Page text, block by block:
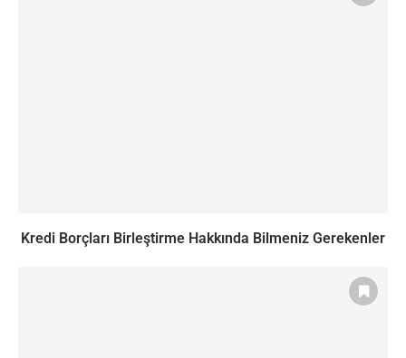
Kredi Borçları Birleştirme Hakkında Bilmeniz Gerekenler